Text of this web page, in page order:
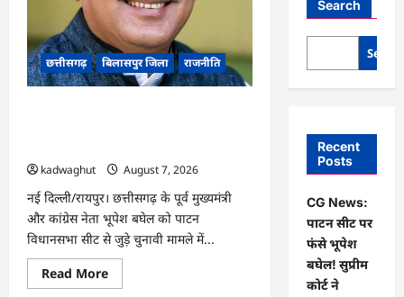
छत्तीसगढ़ बिलासपुर जिला राजनीति
kadwaghut
August 7, 2026
नई दिल्ली/रायपुर। छत्तीसगढ़ के पूर्व मुख्यमंत्री
और कांग्रेस नेता भूपेश बघेल को पाटन
विधानसभा सीट से जुड़े चुनावी मामले में...
Read MoreRead
more
Search
Recent
Posts
CG News:
पाटन सीट पर
फंसे भूपेश
बघेल! सुप्रीम
कोर्ट ने